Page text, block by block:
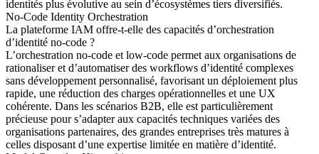
identités plus évolutive au sein d’écosystèmes tiers diversifiés.
No-Code Identity Orchestration
La plateforme IAM offre-t-elle des capacités d’orchestration
d’identité no-code ?
L’orchestration no-code et low-code permet aux organisations de
rationaliser et d’automatiser des workflows d’identité complexes
sans développement personnalisé, favorisant un déploiement plus
rapide, une réduction des charges opérationnelles et une UX
cohérente. Dans les scénarios B2B, elle est particulièrement
précieuse pour s’adapter aux capacités techniques variées des
organisations partenaires, des grandes entreprises très matures à
celles disposant d’une expertise limitée en matière d’identité.